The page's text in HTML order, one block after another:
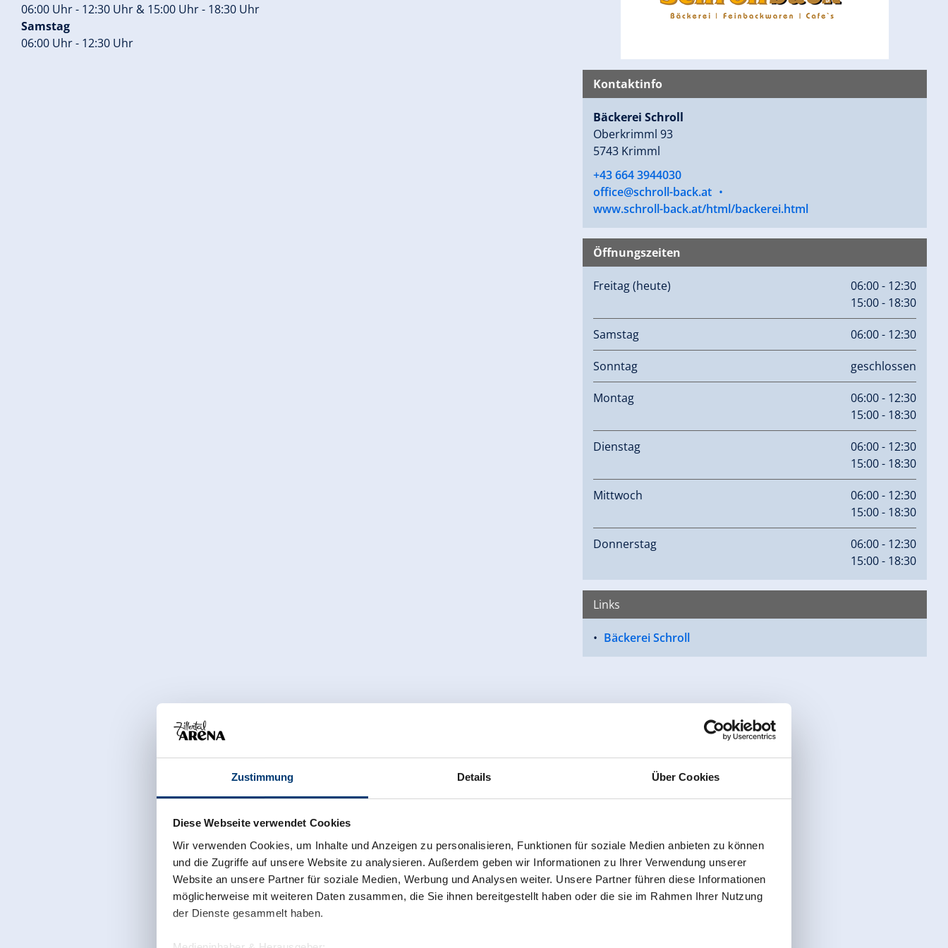
Zustimmung Details Über Cookies
Diese Webseite verwendet Cookies
Wir verwenden Cookies, um Inhalte und Anzeigen zu personalisieren, Funktionen für soziale Medien anbieten zu können
und die Zugriffe auf unsere Website zu analysieren. Außerdem geben wir Informationen zu Ihrer Verwendung unserer
Website an unsere Partner für soziale Medien, Werbung und Analysen weiter. Unsere Partner führen diese Informationen
möglicherweise mit weiteren Daten zusammen, die Sie ihnen bereitgestellt haben oder die sie im Rahmen Ihrer Nutzung
der Dienste gesammelt haben.
06:00 Uhr - 12:30 Uhr & 15:00 Uhr - 18:30 Uhr
Samstag
06:00 Uhr - 12:30 Uhr
Kontaktinfo
Bäckerei Schroll
Oberkrimml 93
5743 Krimml
+43 664 3944030
office@schroll-back.at •
www.schroll-back.at/html/backerei.html
Öffnungszeiten
Freitag(heute)
06:00 - 12:30
15:00 - 18:30
Samstag 06:00 - 12:30
Sonntag geschlossen
Montag
06:00 - 12:30
15:00 - 18:30
Dienstag
06:00 - 12:30
15:00 - 18:30
Mittwoch
06:00 - 12:30
15:00 - 18:30
Donnerstag
06:00 - 12:30
15:00 - 18:30
Links
Bäckerei Schroll